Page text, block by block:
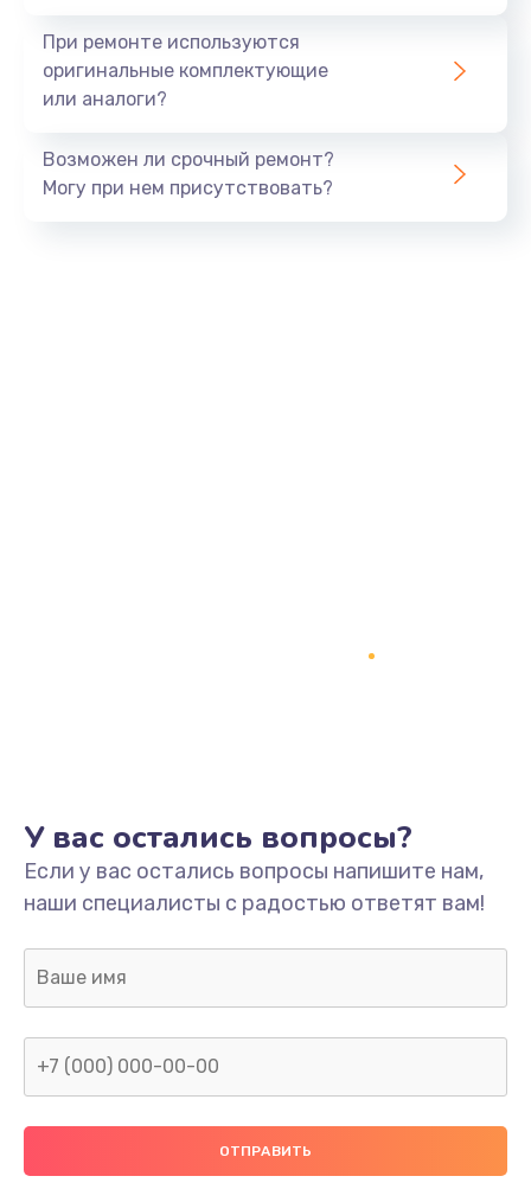
При ремонте используются
оригинальные комплектующие
или аналоги?
Возможен ли срочный ремонт?
Могу при нем присутствовать?
У вас остались вопросы?
Если у вас остались вопросы напишите нам,
наши специалисты с радостью ответят вам!